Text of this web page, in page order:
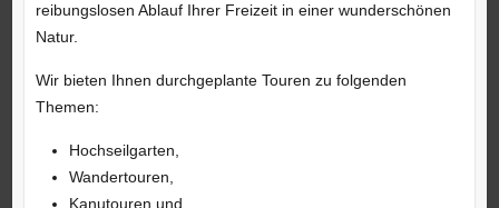
reibungslosen Ablauf Ihrer Freizeit in einer wunderschönen
Natur.
Wir bieten Ihnen durchgeplante Touren zu folgenden
Themen:
Hochseilgarten,
Wandertouren,
Kanutouren und